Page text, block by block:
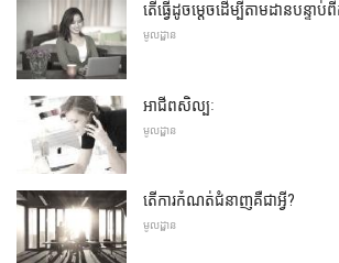
តើធ្វើដូចម្តេចដើម្បីតាមដានបន្ទាប់
មូលដ្ឋាន
អាជីពសិល្បៈ
មូលដ្ឋាន
តើការកំណត់ជំនាញគឺជាអ្វី?
មូលដ្ឋាន